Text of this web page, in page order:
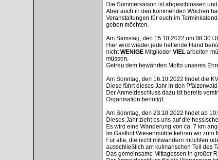
Die Sommersaison ist abgeschlossen
Aber auch in den kommenden Wochen
Veranstaltungen für euch im
geben möchten.
Am Samstag, den 15.10.2022 um 08:30
Hier wird wieder jede helfende Hand
nichtWENIGEMitglieder VIELarbeiten
müssen.
Getreu dem bewährten Motto unseres
Am Sonntag, den 16.10.2022 findet die
Diese führt dieses Jahr in den
Der Anmeldeschluss dazu ist bereits
Organisation benötigt.
Am Sonntag, den 23.10.2022 findet ab
Dieses Jahr zieht es uns auf die
Es wird eine Wanderung von ca. 7 km
Im Gasthof Wiesenmühle kehren wir
Für alle, die nicht mitwandern möchten
ausschließlich am kulinarischen Teil des
Das gemeinsame Mittagessen in großer